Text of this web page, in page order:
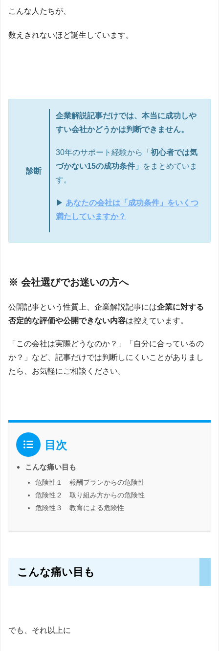
こんな人たちが、
数えきれないほど誕生しています。
診断
企業解説記事だけでは、本当に成功しや
すい会社かどうかは判断できません。
30年のサポート経験から「 初心者では気
づかない15の成功条件」
をまとめていま
す。
▶ あなたの会社は「成功条件」をいくつ
満たしていますか？
※ 会社選びでお迷いの方へ
公開記事という性質上、企業解説記事には企業に対する
否定的な評価や公開できない内容は控えています。
「この会社は実際どうなのか？」「自分に合っているの
か？」など、記事だけでは判断しにくいことがありまし
たら、お気軽にご相談ください。
目次
こんな痛い目も
危険性１ 報酬プランからの危険性
危険性２ 取り組み方からの危険性
危険性３ 教育による危険性
こんな痛い目も
でも、それ以上に